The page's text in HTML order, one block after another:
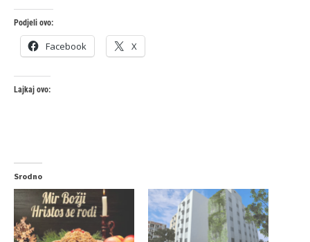
Podjeli ovo:
Facebook X
Lajkaj ovo:
Srodno